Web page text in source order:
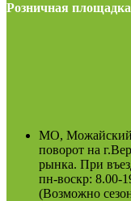
Розничная
МО, Можайский
поворот на
рынка. При
пн-воскр: 8.00-
(Возможно